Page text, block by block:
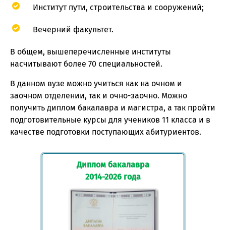
Институт пути, строительства и сооружений;
Вечерний факультет.
В общем, вышеперечисленные институты
насчитывают более 70 специальностей.
В данном вузе можно учиться как на очном и
заочном отделении, так и очно-заочно. Можно
получить диплом бакалавра и магистра, а так пройти
подготовительные курсы для учеников 11 класса и в
качестве подготовки поступающих абитуриентов.
Диплом бакалавра
2014-2026 года